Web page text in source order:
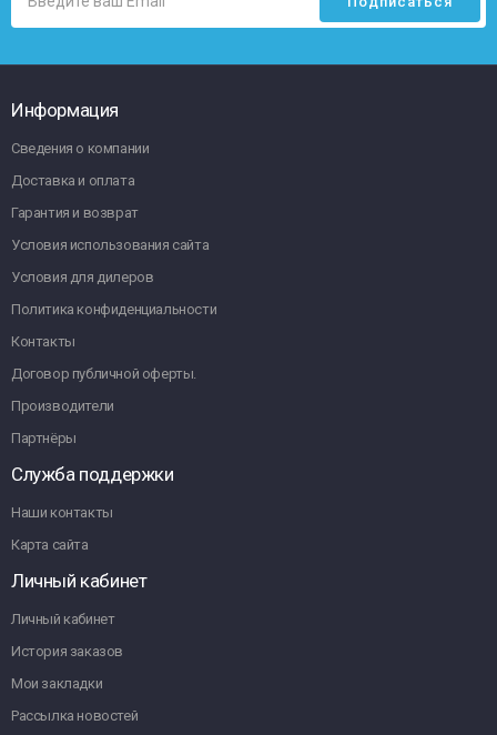
Информация
Сведения о компании
Доставка и оплата
Гарантия и возврат
Условия использования сайта
Условия для дилеров
Политика конфиденциальности
Контакты
Договор публичной оферты.
Производители
Партнёры
Служба поддержки
Наши контакты
Карта сайта
Личный кабинет
Личный кабинет
История заказов
Мои закладки
Рассылка новостей